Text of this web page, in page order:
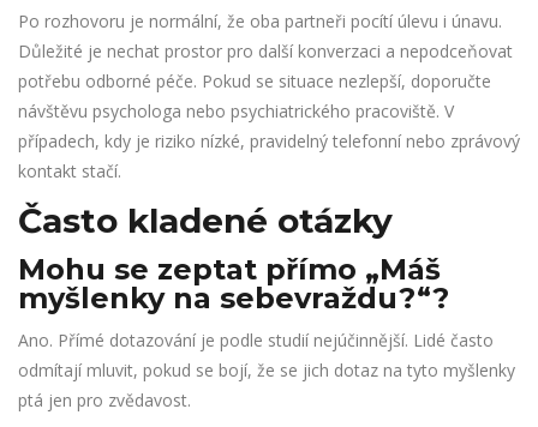
Po rozhovoru je normální, že oba partneři pocítí úlevu i únavu.
Důležité je nechat prostor pro další konverzaci a nepodceňovat
potřebu odborné péče. Pokud se situace nezlepší, doporučte
návštěvu psychologa nebo psychiatrického pracoviště. V
případech, kdy je riziko nízké, pravidelný telefonní nebo zprávový
kontakt stačí.
Často kladené otázky
Mohu se zeptat přímo „Máš
myšlenky na sebevraždu?“?
Ano. Přímé dotazování je podle studií nejúčinnější. Lidé často
odmítají mluvit, pokud se bojí, že se jich dotaz na tyto myšlenky
ptá jen pro zvědavost.